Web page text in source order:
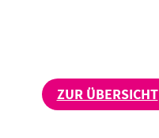
ZUR ÜBERSICHT